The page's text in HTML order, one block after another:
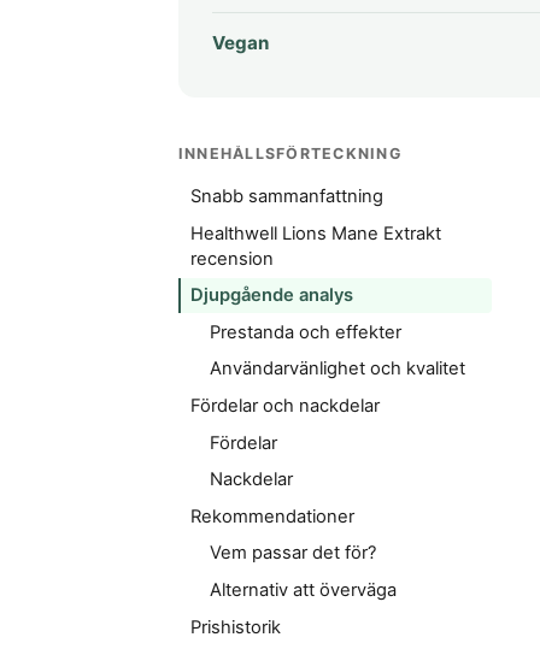
Vegan
INNEHÅLLSFÖRTECKNING
Snabb sammanfattning
Healthwell Lions Mane Extrakt
recension
Djupgående analys
Prestanda och effekter
Användarvänlighet och kvalitet
Fördelar och nackdelar
Fördelar
Nackdelar
Rekommendationer
Vem passar det för?
Alternativ att överväga
Prishistorik